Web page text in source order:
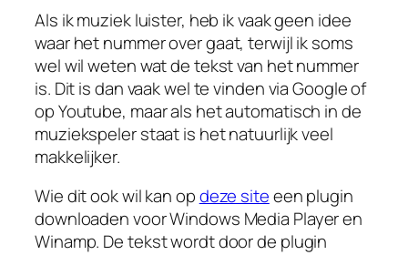
Als ik muziek luister, heb ik vaak geen idee
waar het nummer over gaat, terwijl ik soms
wel wil weten wat de tekst van het nummer
is. Dit is dan vaak wel te vinden via Google of
op Youtube, maar als het automatisch in de
muziekspeler staat is het natuurlijk veel
makkelijker.
Wie dit ook wil kan opdeze siteeen plugin
downloaden voor Windows Media Player en
Winamp. De tekst wordt door de plugin